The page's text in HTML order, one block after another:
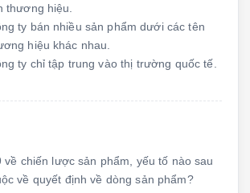
thương hiệu.
ty bán nhiều sản phẩm dưới các tên
hiệu khác nhau.
ty chỉ tập trung vào thị trường quốc tế.
về chiến lược sản phẩm, yếu tố nào sau
về quyết định về dòng sản phẩm?